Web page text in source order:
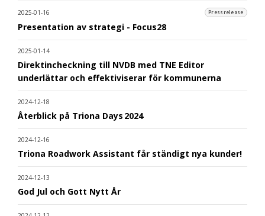
2025-01-16 Pressrelease
Presentation av strategi - Focus28
2025-01-14
Direktincheckning till NVDB med TNE Editor
underlättar och effektiviserar för kommunerna
2024-12-18
Återblick på Triona Days 2024
2024-12-16
Triona Roadwork Assistant får ständigt nya kunder!
2024-12-13
God Jul och Gott Nytt År